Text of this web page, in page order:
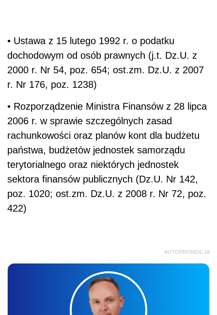
• Ustawa z 15 lutego 1992 r. o podatku
dochodowym od osób prawnych (j.t. Dz.U. z
2000 r. Nr 54, poz. 654; ost.zm. Dz.U. z 2007
r. Nr 176, poz. 1238)
• Rozporządzenie Ministra Finansów z 28 lipca
2006 r. w sprawie szczególnych zasad
rachunkowości oraz planów kont dla budżetu
państwa, budżetów jednostek samorządu
terytorialnego oraz niektórych jednostek
sektora finansów publicznych (Dz.U. Nr 142,
poz. 1020; ost.zm. Dz.U. z 2008 r. Nr 72, poz.
422)
AUTOPROMOCJA